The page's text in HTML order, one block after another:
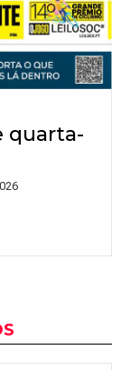
quarta-